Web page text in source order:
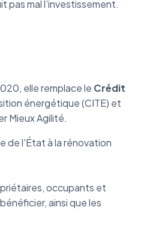
pas mal l’investissement.
elle remplace le Crédit
énergétique (CITE) et
Mieux Agilité.
de l'État à la rénovation
occupants et
ainsi que les